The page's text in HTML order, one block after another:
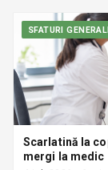
SFATURI
Scarlatină la
mergi la medic